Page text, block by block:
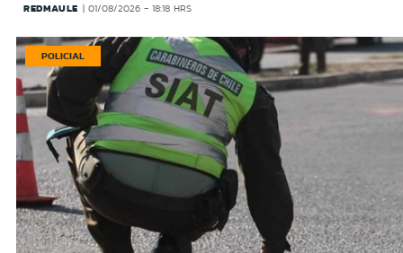
REDMAULE 01/08/2026 - 18:18 HRS
POLICIAL